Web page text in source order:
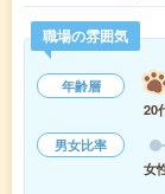
職場の雰囲気
年齢層
20
男女比率
女